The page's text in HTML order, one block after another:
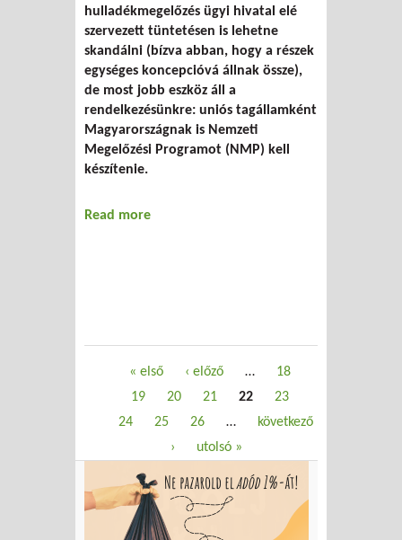
hulladékmegelőzés ügyi hivatal elé
szervezett tüntetésen is lehetne
skandálni (bízva abban, hogy a részek
egységes koncepcióvá állnak össze),
de most jobb eszköz áll a
rendelkezésünkre: uniós tagállamként
Magyarországnak is Nemzeti
Megelőzési Programot (NMP) kell
készítenie.
Read more
Oldalak« első ‹ előző …
18
19
20 21 22
23
24
25 26 …
következő
›
utolsó »